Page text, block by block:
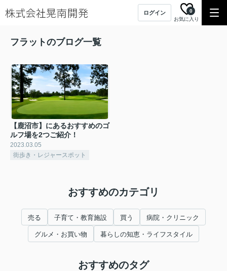
ログイン
お気に入り
0
フラットのブログ一覧
【鹿沼市】にあるおすすめのゴ
ルフ場を2つご紹介！
2023.03.05
街歩き・レジャースポット
おすすめのカテゴリ
売る 子育て・教育施設 買う 病院・クリニック
グルメ・お買い物 暮らしの知恵・ライフスタイル
おすすめのタグ